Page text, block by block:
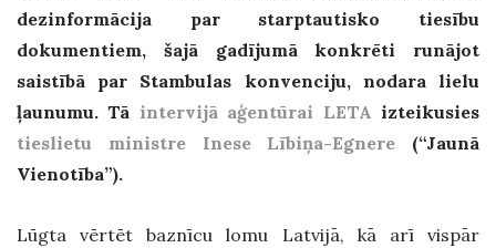
dezinformācija par starptautisko tiesību
dokumentiem, šajā gadījumā konkrēti runājot
saistībā par Stambulas konvenciju, nodara lielu
ļaunumu. Tā intervijā aģentūrai LETA izteikusies
tieslietu ministre Inese Lībiņa-Egnere (“Jaunā
Vienotība”).
Lūgta vērtēt baznīcu lomu Latvijā, kā arī vispār